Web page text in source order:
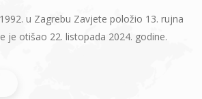
u Zagrebu Zavjete položio 13. rujna
je otišao 22. listopada 2024. godine.